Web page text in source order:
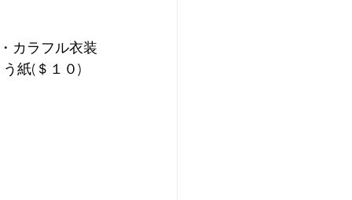
カラフル衣装
紙(＄１０)